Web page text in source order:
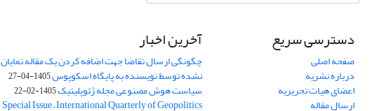
دسترسی سریع
صفحه اصلی
درباره نشریه
اعضای هیات تحریریه
ارسال مقاله
آخرین اخبار
چگونگی ارسال تقاضا جهت اضافه کردن یک مقاله نمایان
نشده توسط نویسنده به پایگاه اسکوپوس1405-04-27
سیاست هوش مصنوعی مجله ژئوپلیتیک1405-02-22
Special Issue – International Quarterly of Geopolitics